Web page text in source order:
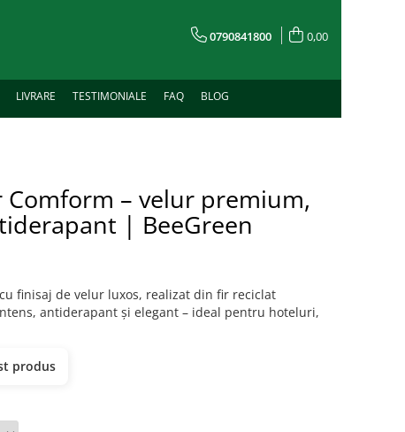
0790841800 0,00
LIVRARE TESTIMONIALE FAQ BLOG
– velur premium,
| BeeGreen
cu finisaj de velur luxos, realizat din fir reciclat
antiderapant și elegant – ideal pentru hoteluri,
produs